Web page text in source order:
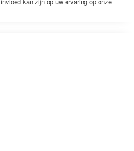
kan zijn op uw ervaring op onze